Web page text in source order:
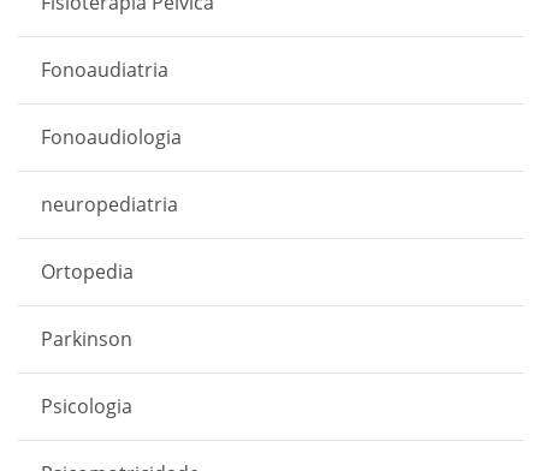
Fonoaudiatria
Fonoaudiologia
neuropediatria
Ortopedia
Parkinson
Psicologia